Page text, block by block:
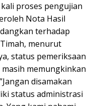
proses pengujian
Nota Hasil
terhadap
menurut
status pemeriksaan
memungkinkan
disamakan
status administrasi